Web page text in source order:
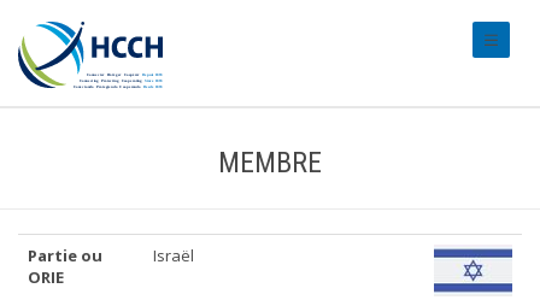
MEMBRE
Partie ou
ORIE
Israël